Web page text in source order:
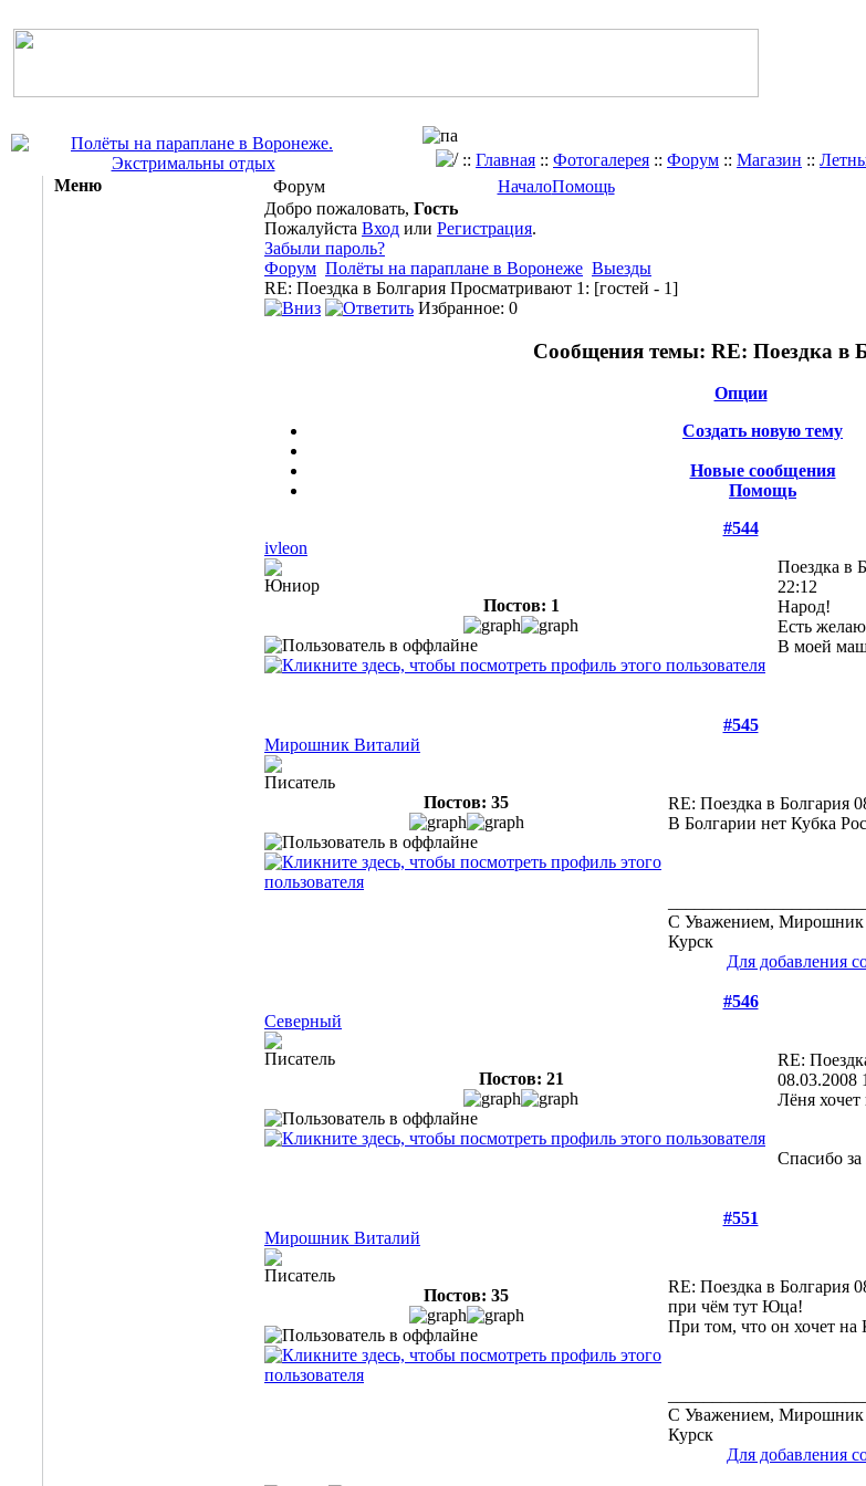
:: Главная :: Фотогалерея :: Форум :: Магазин ::
Меню
Форум НачалоПомощь
Добро пожаловать, Гость
Пожалуйста Вход или Регистрация.
Забыли пароль?
Форум Полёты на параплане в Воронеже Выезды
RE: Поездка в Болгария Просматривают 1: [гостей - 1]
Избранное: 0
Сообщения темы: RE: Поездка в
Опции
Создать новую тему
Новые сообщения
Помощь
#544
ivleon
Юниор
Постов: 1
Поездка в
22:12
Народ!
Есть
В моей
#545
Мирошник Виталий
Писатель
Постов: 35
RE: Поездка в Болгария
В Болгарии нет Кубка
С Уважением,
Курск
Для добавления
#546
Северный
Писатель
Постов: 21
RE:
08.03.2008
Лёня
Спасибо
#551
Мирошник Виталий
Писатель
Постов: 35
RE: Поездка в Болгария
при чём тут Юца!
При том, что он хочет на
С Уважением,
Курск
Для добавления